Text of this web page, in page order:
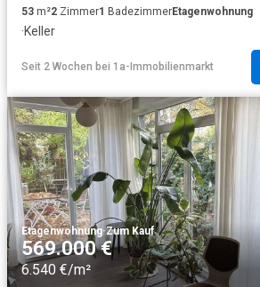
53 m²2 Zimmer1 BadezimmerEtagenwohnung
·Keller
Seit 2 Wochen bei 1a-Immobilienmarkt
Etagenwohnung·Zum Kauf
569.000 €
6.540 €/m²